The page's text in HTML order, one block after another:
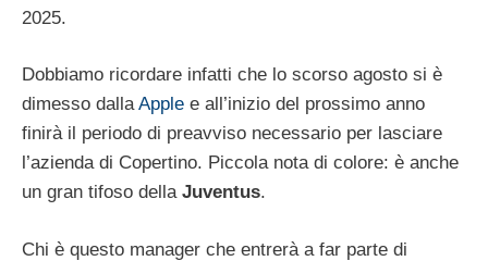
2025.
Dobbiamo ricordare infatti che lo scorso agosto si è
dimesso dallaApple e all’inizio del prossimo anno
finirà il periodo di preavviso necessario per lasciare
l’azienda di Copertino. Piccola nota di colore: è anche
un gran tifoso della Juventus.
Chi è questo manager che entrerà a far parte di